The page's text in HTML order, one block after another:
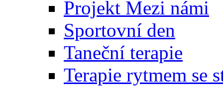
Projekt Mezi námi
Sportovní den
Taneční terapie
Terapie rytmem se